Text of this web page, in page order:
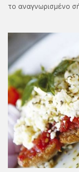
το αναγνωρισμένο